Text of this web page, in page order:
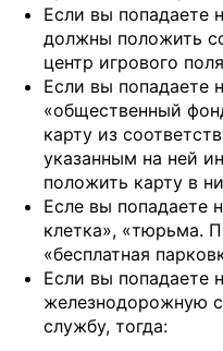
Если вы попадаете
должны положить
центр игрового
Если вы попадаете
«общественный
карту из
указанным на ней
положить карту в
Есле вы попадаете
клетка», «тюрьма.
«бесплатная
Если вы попадаете
железнодорожную
службу, тогда: